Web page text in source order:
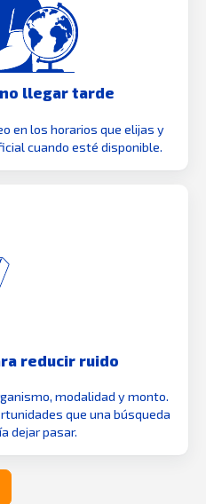
llegar tarde
en los horarios que elijas y
cuando esté disponible.
reducir ruido
modalidad y monto.
que una búsqueda
dejar pasar.